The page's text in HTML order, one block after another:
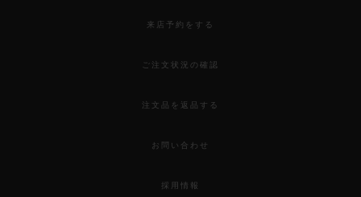
来店予約をする
ご注文状況の確認
注文品を返品する
お問い合わせ
採用情報